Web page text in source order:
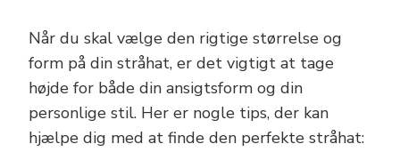
Når du skal vælge den rigtige størrelse og
form på din stråhat, er det vigtigt at tage
højde for både din ansigtsform og din
personlige stil. Her er nogle tips, der kan
hjælpe dig med at finde den perfekte stråhat: